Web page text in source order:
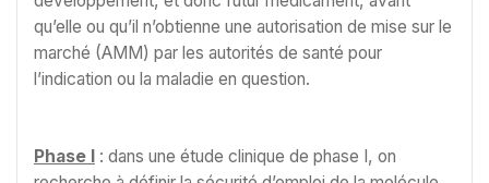
qu’elle ou qu’il n’obtienne une autorisation de mise sur le
marché (AMM) par les autorités de santé pour
l’indication ou la maladie en question.
Phase I : dans une étude clinique de phase I, on